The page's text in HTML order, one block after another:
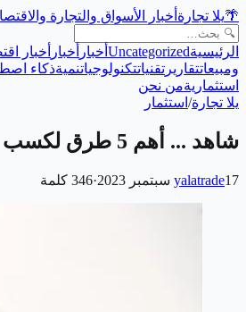
🌴يلا تجارة أخبار الأسواق والتجارة
الرئيسيةUncategorized أخبار أخبار أخبار
ومبيعاتتقارير تقنياتتكنولوجياتنميةذكاء
استثماريةمن نحن
يلا تجارة/ استثمار
شاهد ... أهم 5 طرق لكسب المال على الأنترنت
yalatrade17 سبتمبر 2023 ·
346 كلمة